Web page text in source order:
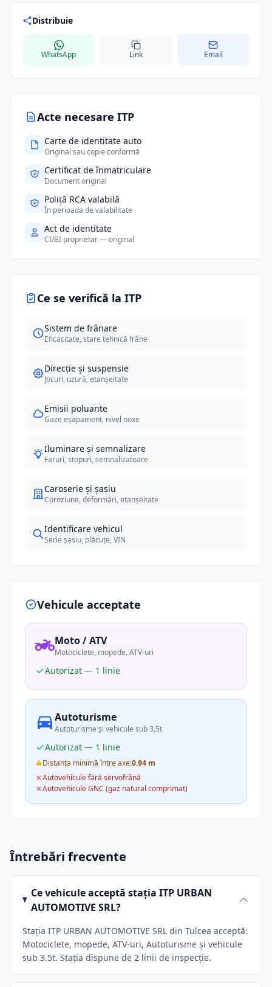
Acte necesare ITP
Carte de identitate auto
Original sau copie conformă
Certificat de înmatriculare
Document original
Poliță RCA valabilă
În perioada de valabilitate
Act de identitate
CI/BI proprietar — original
Ce se verifică la ITP
Sistem de frânare
Eficacitate, stare tehnică frâne
Direcție și suspensie
Jocuri, uzură, etanșeitate
Emisii poluante
Gaze eșapament, nivel noxe
Iluminare și semnalizare
Faruri, stopuri, semnalizatoare
Caroserie și șasiu
Coroziune, deformări, etanșeitate
Identificare vehicul
Serie șasiu, plăcuțe, VIN
Vehicule acceptate
Moto / ATV
Motociclete, mopede, ATV-uri
Autorizat — 1 linie
Autoturisme
Autoturisme și vehicule sub 3.5t
Autorizat — 1 linie
Distanța minimă între axe:0.94 m
Autovehicule fără servofrână
Autovehicule GNC (gaz natural comprimat)
Distribuie
WhatsApp Link Email
Întrebări frecvente
Ce vehicule acceptă stația ITP URBAN
AUTOMOTIVE SRL?
Stația ITP URBAN AUTOMOTIVE SRL din Tulcea acceptă:
Motociclete, mopede, ATV-uri, Autoturisme și vehicule
sub 3.5t. Stația dispune de 2 linii de inspecție.